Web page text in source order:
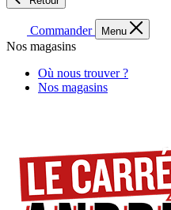
Commander Menu
Nos magasins
Où nous trouver ?
Nos magasins